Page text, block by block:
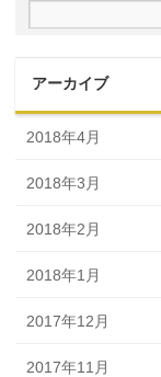
アーカイブ
2018年4月
2018年3月
2018年2月
2018年1月
2017年12月
2017年11月